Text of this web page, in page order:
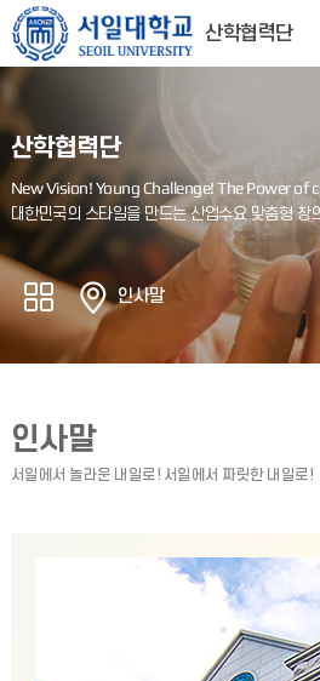
산학협력단
산학협력단
인사말
인사말